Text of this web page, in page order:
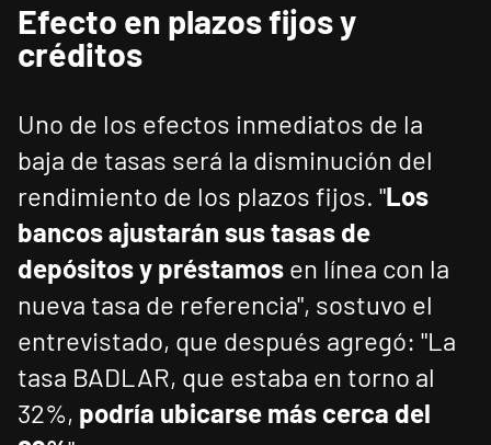
Efecto en plazos fijos y
créditos
Uno de los efectos inmediatos de la
baja de tasas será la disminución del
rendimiento de los plazos fijos. "Los
bancos ajustarán sus tasas de
depósitos y préstamos en línea con la
nueva tasa de referencia", sostuvo el
entrevistado, que después agregó: "La
tasa BADLAR, que estaba en torno al
32%, podría ubicarse más cerca del